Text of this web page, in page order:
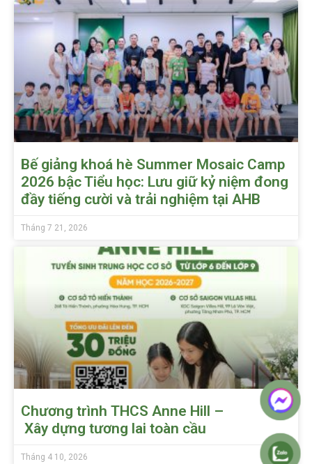
Bế giảng khoá hè Summer Mosaic Camp
2026 bậc Tiểu học: Lưu giữ kỷ niệm đong
đầy tiếng cười và trải nghiệm tại AHB
Tháng 7 21, 2026
Chương trình THCS Anne Hill –
Xây dựng tương lai toàn cầu
Tháng 4 10, 2026